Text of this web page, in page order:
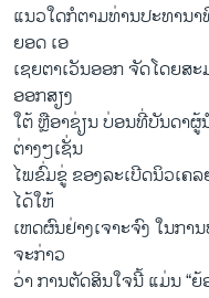
ແນວໃດກໍຕາມທ່ານປະທານ
ຍອດ ເອ
ເຊຍຕາເວັນອອກ ຈັດໂດຍສະ
ອອກສຽງ
ໃຕ້ ຫຼືອາຊ່ຽນ ບ່ອນທີ່ບັນດາຜູ້
ຕ່າງໆເຊັ່ນ
ໄພຂົ່ມຂູ່ ຂອງລະເບີດນິວເຄ
ໄດ້ໃຫ້
ເຫດຜົນຢ່າງເຈາະຈົງ ໃນກ
ຈະກ່າວ
ວ່າ ການຕັດສິນໃຈນີ້ ແມ່ນ “